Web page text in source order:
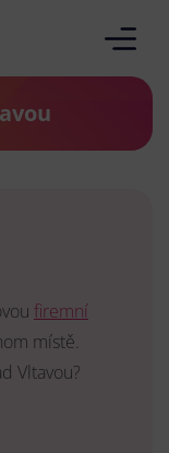
firemní
místě.
Vltavou?